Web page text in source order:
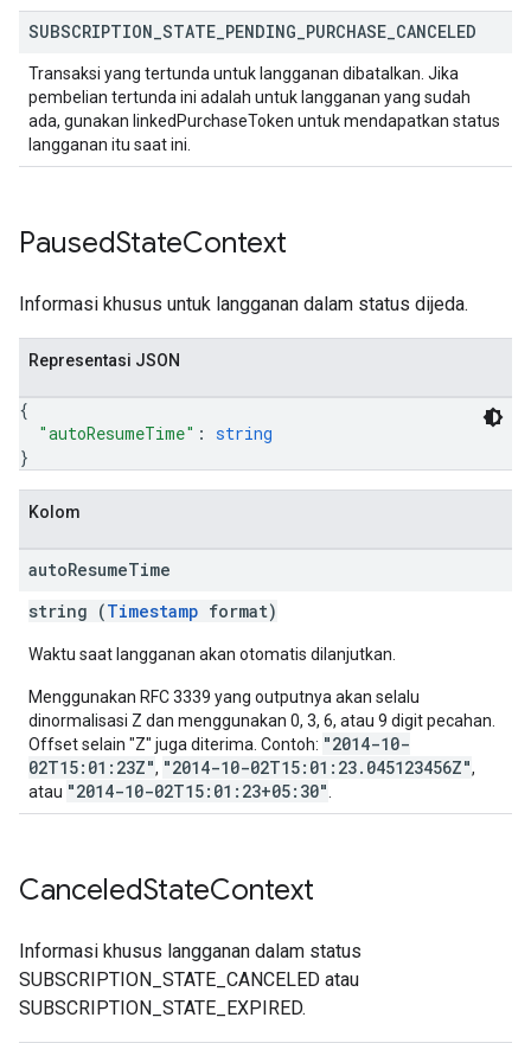
SUBSCRIPTION STATE PENDING PURCHASE CANCELED
Transaksi yang tertunda untuk langganan dibatalkan. Jika
pembelian tertunda ini adalah untuk langganan yang sudah
ada, gunakan linkedPurchaseToken untuk mendapatkan status
langganan itu saat ini.
PausedStateContext
Informasi khusus untuk langganan dalam status dijeda.
Representasi JSON
{
"autoResumeTime" : string
}
Kolom
autoResumeTime
string (Timestamp format)
Waktu saat langganan akan otomatis dilanjutkan.
Menggunakan RFC 3339 yang outputnya akan selalu
dinormalisasi Z dan menggunakan 0, 3, 6, atau 9 digit pecahan.
Offset selain "Z" juga diterima. Contoh: "2014-10-
02T15:01:23Z", "2014-10-02T15:01:23.045123456Z",
atau "2014-10-02T15:01:23+05:30"
CanceledStateContext
Informasi khusus langganan dalam status
SUBSCRIPTION_STATE_CANCELED atau
SUBSCRIPTION_STATE_EXPIRED.